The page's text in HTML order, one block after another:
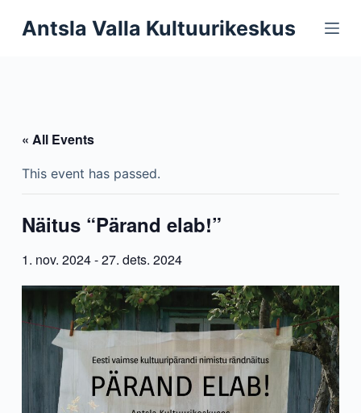
k
c
o
e
Antsla Valla Kultuurikeskus
« All Events
This event has passed.
Näitus “Pärand elab!”
1. nov. 2024-27. dets. 2024